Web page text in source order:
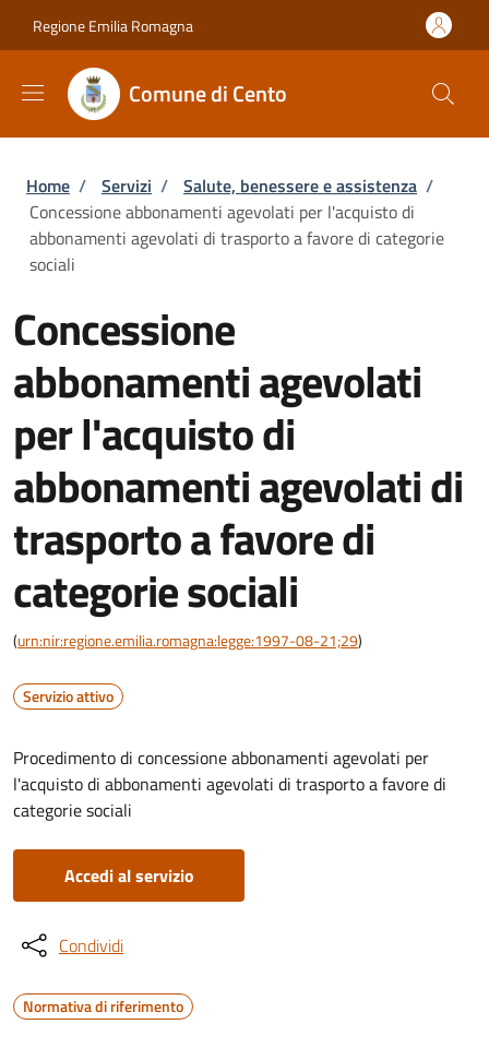
Regione Emilia Romagna
Comune di Cento
Briciole di pane
Home / Servizi / Salute, benessere e assistenza /
Concessione abbonamenti agevolati per l'acquisto di
abbonamenti agevolati di trasporto a favore di categorie
sociali
Concessione
abbonamenti agevolati
per l'acquisto di
abbonamenti agevolati di
trasporto a favore di
categorie sociali
(urn:nir:regione.emilia.romagna:legge:1997-08-21;29)
Servizio attivo
Procedimento di concessione abbonamenti agevolati per
l'acquisto di abbonamenti agevolati di trasporto a favore di
categorie sociali
Accedi al servizio
Condividi
Normativa di riferimento